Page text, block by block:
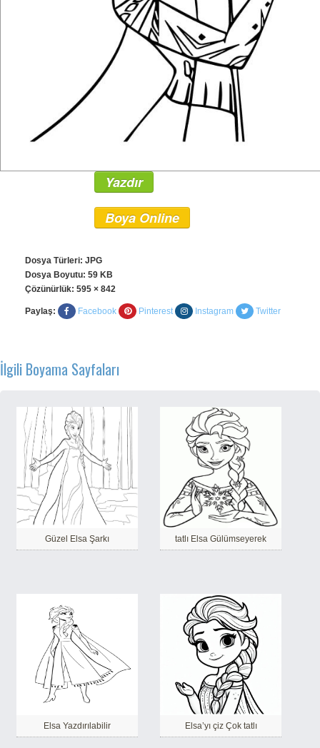
Yazdır
Boya Online
Dosya Türleri: JPG
Dosya Boyutu: 59 KB
Çözünürlük: 595 × 842
Paylaş: Facebook Pinterest Instagram Twitter
İlgili Boyama Sayfaları
Güzel Elsa Şarkı tatlı Elsa Gülümseyerek
Elsa Yazdırılabilir Elsa’yı çiz Çok tatlı